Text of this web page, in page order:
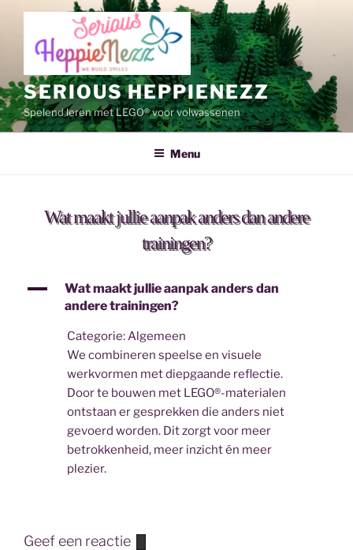
SERIOUS HEPPIENEZZ
Spelend leren met LEGO® voor volwassenen
Menu
Wat maakt jullie aanpak anders dan andere
trainingen?
A
Wat maakt jullie aanpak anders dan
andere trainingen?
Categorie: Algemeen
We combineren speelse en visuele
werkvormen met diepgaande reflectie.
Door te bouwen met LEGO®-materialen
ontstaan er gesprekken die anders niet
gevoerd worden. Dit zorgt voor meer
betrokkenheid, meer inzicht én meer
plezier.
Geef een reactie